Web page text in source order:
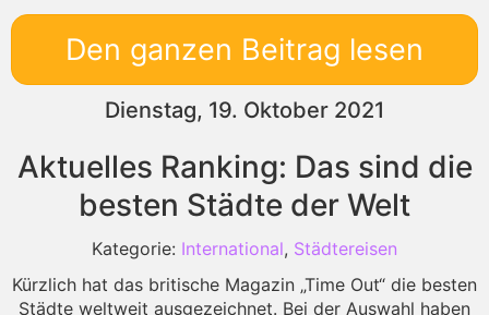
Den ganzen Beitrag lesen
Dienstag, 19. Oktober 2021
Aktuelles Ranking: Das sind die
besten Städte der Welt
Kategorie: International, Städtereisen
Kürzlich hat das britische Magazin „Time Out“ die besten
Städte weltweit ausgezeichnet. Bei der Auswahl haben